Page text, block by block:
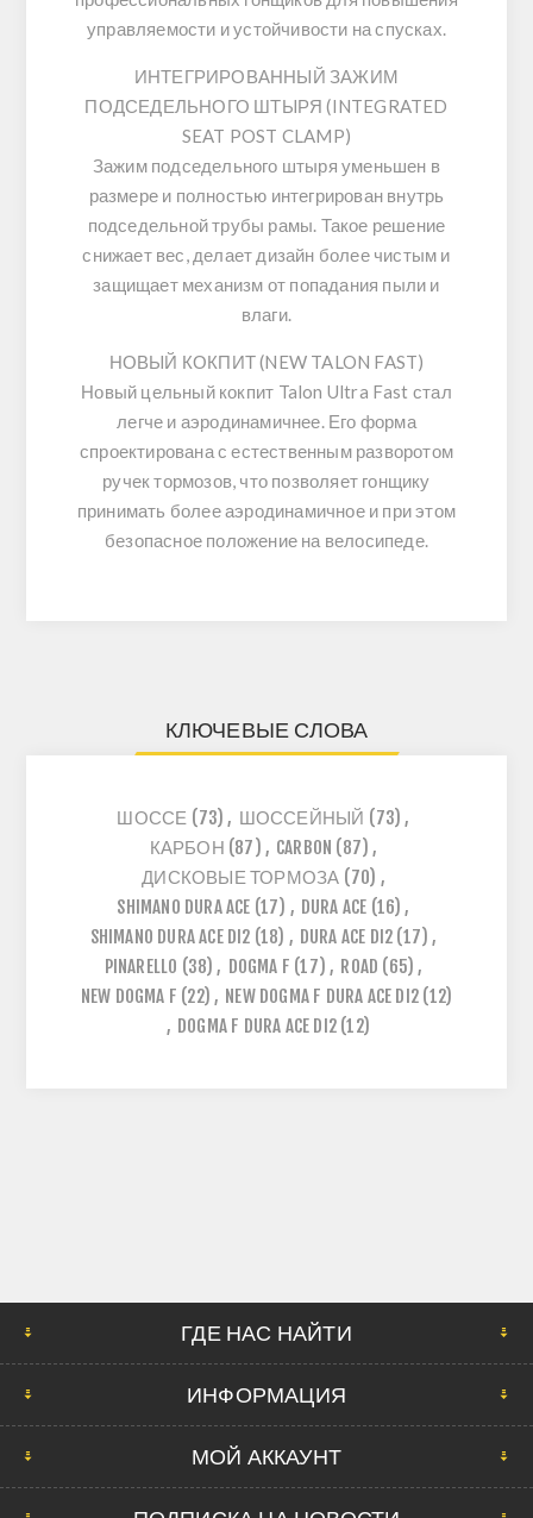
управляемости и устойчивости на спусках.
ИНТЕГРИРОВАННЫЙ ЗАЖИМ
ПОДСЕДЕЛЬНОГО ШТЫРЯ (INTEGRATED
SEAT POST CLAMP)
Зажим подседельного штыря уменьшен в
размере и полностью интегрирован внутрь
подседельной трубы рамы. Такое решение
снижает вес, делает дизайн более чистым и
защищает механизм от попадания пыли и
влаги.
НОВЫЙ КОКПИТ (NEW TALON FAST)
Новый цельный кокпит Talon Ultra Fast стал
легче и аэродинамичнее. Его форма
спроектирована с естественным разворотом
ручек тормозов, что позволяет гонщику
принимать более аэродинамичное и при этом
безопасное положение на велосипеде.
КЛЮЧЕВЫЕ СЛОВА
ШОССЕ (73) , ШОССЕЙНЫЙ (73) ,
КАРБОН (87) , CARBON (87) ,
ДИСКОВЫЕ ТОРМОЗА (70) ,
SHIMANO DURA ACE (17) , DURA ACE (16) ,
SHIMANO DURA ACE DI2 (18) , DURA ACE DI2 (17) ,
PINARELLO (38) , DOGMA F (17) , ROAD (65) ,
NEW DOGMA F (22) , NEW DOGMA F DURA ACE DI2 (12)
, DOGMA F DURA ACE DI2 (12)
ГДЕ НАС НАЙТИ
ИНФОРМАЦИЯ
МОЙ АККАУНТ